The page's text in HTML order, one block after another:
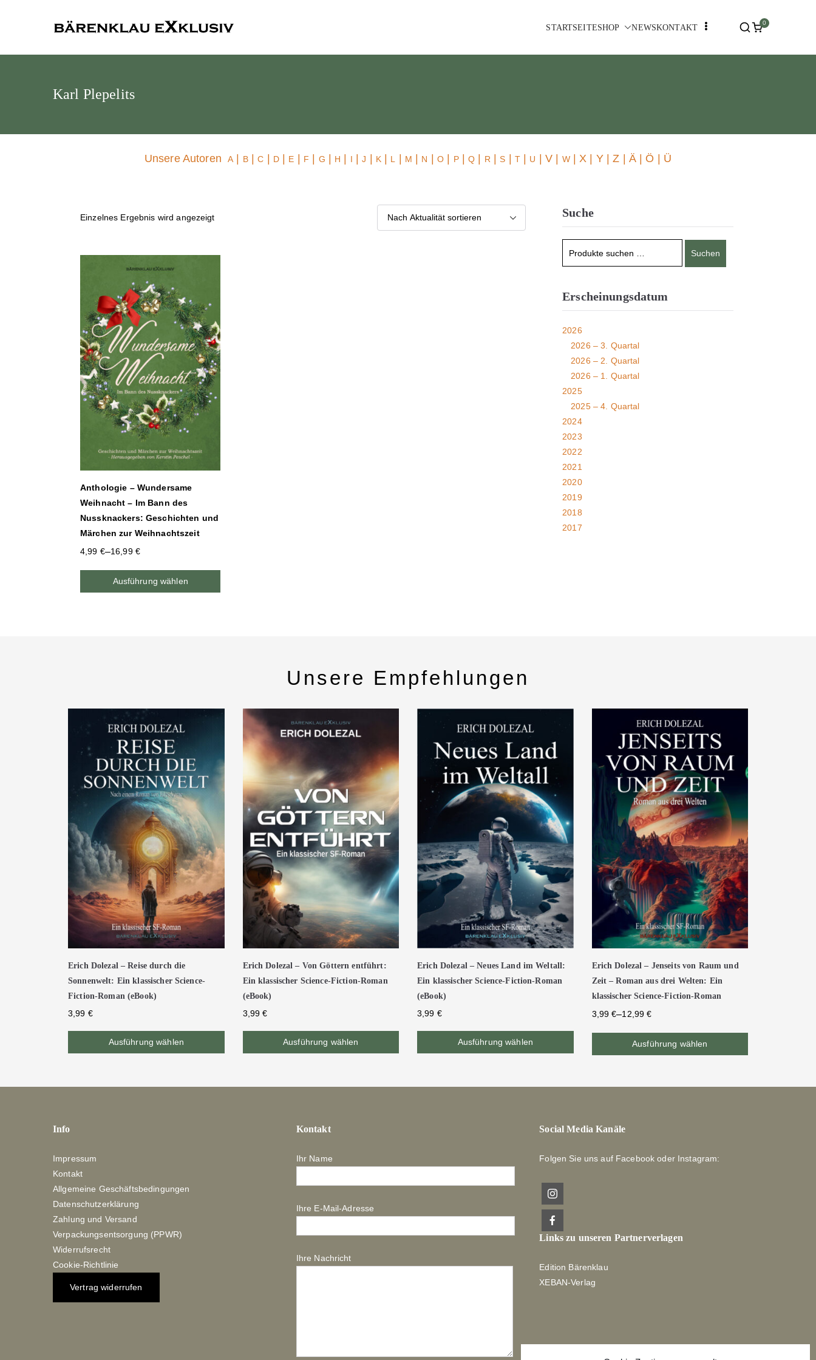
STARTSEITESHOP NEWSKONTAKT 0
Karl Plepelits
Unsere AutorenA| B|C D E F G H I |J K| L M N |O P|Q R|S T U | V | W| X | Y | Z | Ä | Ö | Ü
Einzelnes Ergebnis wird angezeigt
Anthologie – Wundersame
Weihnacht – Im Bann des
Nussknackers: Geschichten und
Märchen zur Weihnachtszeit
4,99 €–16,99 €
Ausführung wählen
Suche
Suchen
Erscheinungsdatum
2026
2026 – 3. Quartal
2026 – 2. Quartal
2026 – 1. Quartal
2025
2025 – 4. Quartal
2024
2023
2022
2021
2020
2019
2018
2017
Unsere Empfehlungen
Erich Dolezal – Reise durch die
Sonnenwelt: Ein klassischer Science-
Fiction-Roman (eBook)
3,99 €
Ausführung wählen
Erich Dolezal – Von Göttern entführt:
Ein klassischer Science-Fiction-Roman
(eBook)
3,99€
Ausführung wählen
Erich Dolezal – Neues Land im Weltall:
Ein klassischer Science-Fiction-Roman
(eBook)
3,99 €
Ausführung wählen
Erich Dolezal – Jenseits von Raum und
Zeit – Roman aus drei Welten: Ein
klassischer Science-Fiction-Roman
3,99€–12,99€
Ausführung wählen
Info
Impressum
Kontakt
Allgemeine Geschäftsbedingungen
Datenschutzerklärung
Zahlung und Versand
Verpackungsentsorgung (PPWR)
Widerrufsrecht
Cookie-Richtlinie
Vertrag widerrufen
Kontakt
Ihr Name
Ihre E-Mail-Adresse
Ihre Nachricht
Social Media Kanäle
Folgen Sie uns auf Facebook oder Instagram:
Links zu unseren Partnerverlagen
Edition Bärenklau
XEBAN-Verlag